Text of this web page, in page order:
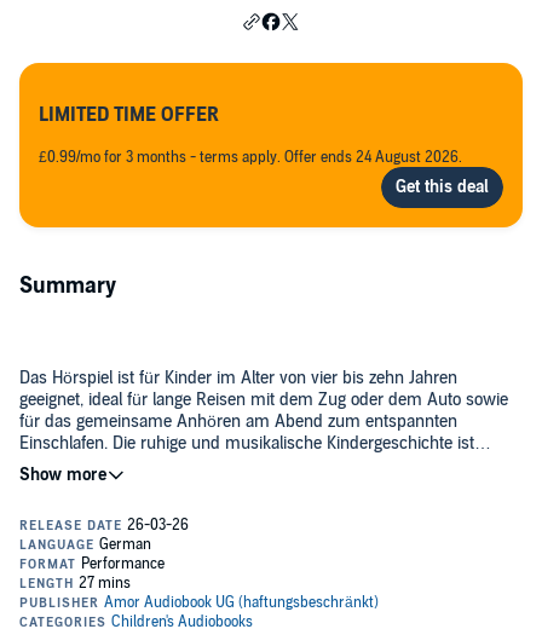
LIMITED TIME OFFER
£0.99/mo for 3 months - terms apply. Offer ends 24 August 2026.
Summary
Das Hörspiel ist für Kinder im Alter von vier bis zehn Jahren
geeignet, ideal für lange Reisen mit dem Zug oder dem Auto sowie
für das gemeinsame Anhören am Abend zum entspannten
Einschlafen. Die ruhige und musikalische Kindergeschichte ist
pädagogisch wertvoll und vermittelt kindgerecht Wissen und Werte
wie Freundschaft, Mut und Selbstvertrauen. In dem qualitativ
Figuren kennen, die Fantasie und Kreativität fördern. Im
kindgerechten Hörspiel
Brüder Grimm und die sprühende Musik von Gioachino Rossini
verwoben. Aus der Küche geht es für das mutige Mädchen über
Ball, Kleid und verlorenen Schuh bis ins Königsschloss. Gemeine
©2026 Amor Audiobook UG (haftungsbeschränkt) (P)2026 Amor
Audiobook UG (haftungsbeschränkt)